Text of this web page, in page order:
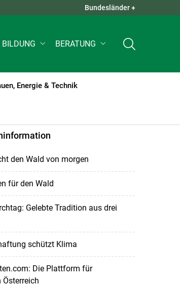
QUICK LINKS +
Bundesländer +
BILDUNG BERATUNG
Energie & Technik
den Wald von morgen
für den Wald
Gelebte Tradition aus drei
schützt Klima
Die Plattform für